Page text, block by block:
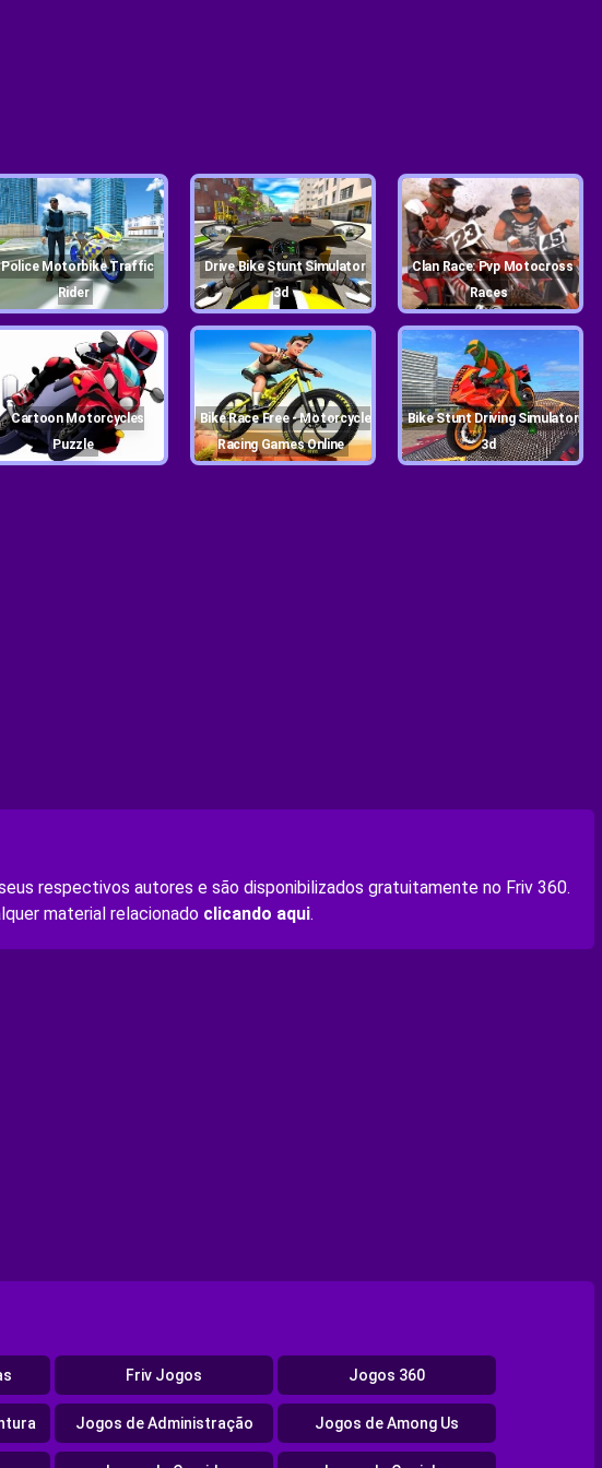
Police Motorbike Traffic
Rider
Drive Bike Stunt Simulator
3d
Clan Race: Pvp Motocross
Races
Cartoon Motorcycles
Puzzle
Bike Race Free - Motorcycle
Racing Games Online
Bike Stunt Driving Simulator
3d
respectivos autores e são disponibilizados gratuitamente no Friv 360.
material relacionado clicando aqui.
Friv Jogos Jogos 360
Jogos de Administração Jogos de Among Us